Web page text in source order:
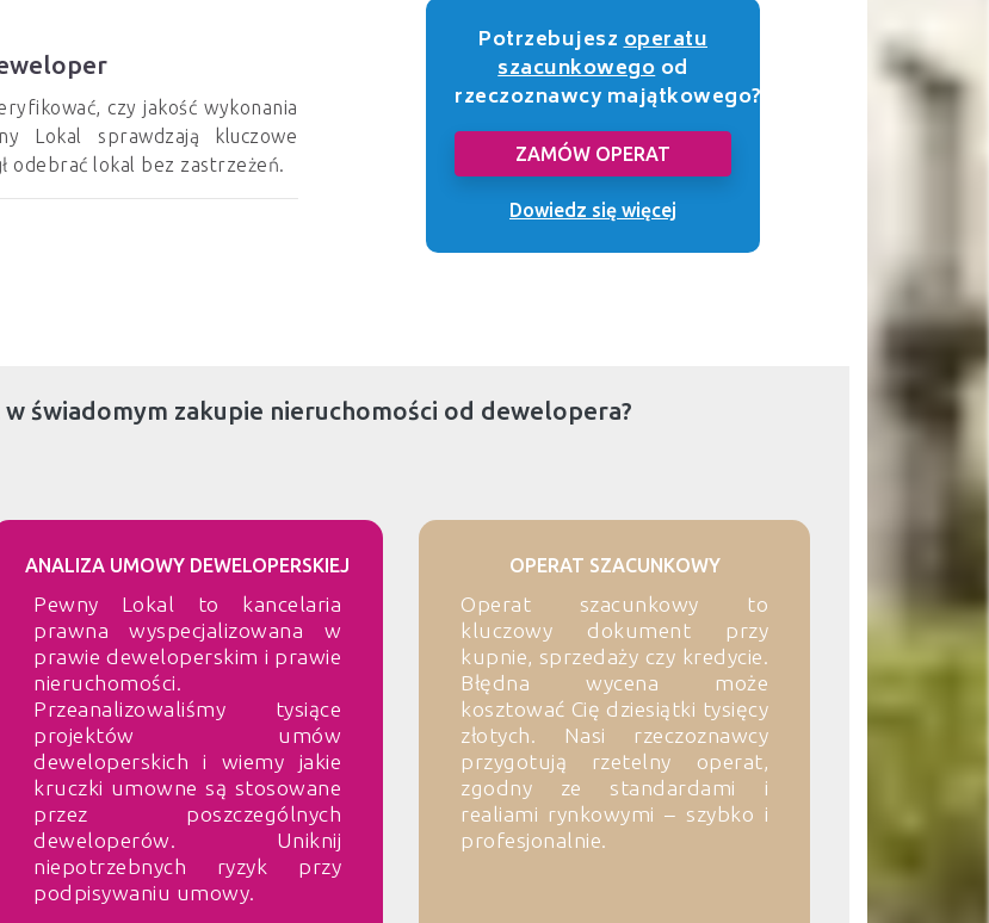
czy jakość wykonania
Lokal sprawdzają kluczowe
odebrać lokal bez zastrzeżeń.
Potrzebujeszoperatu
szacunkowegood
rzeczoznawcy majątkowego?
ZAMÓW OPERAT
Dowiedz się więcej
świadomym zakupie nieruchomości od dewelopera?
ANALIZA UMOWY DEWELOPERSKIEJ
Pewny Lokal to kancelaria
prawna wyspecjalizowana w
prawie deweloperskim i prawie
nieruchomości.
Przeanalizowaliśmy tysiące
projektów umów
deweloperskich i wiemy jakie
kruczki umowne są stosowane
przez poszczególnych
deweloperów. Uniknij
niepotrzebnych ryzyk przy
podpisywaniu umowy.
OPERAT SZACUNKOWY
Operat szacunkowy to
kluczowy dokument przy
kupnie, sprzedaży czy kredycie.
Błędna wycena może
kosztować Cię dziesiątki tysięcy
złotych. Nasi rzeczoznawcy
przygotują rzetelny operat,
zgodny ze standardami i
realiami rynkowymi – szybko i
profesjonalnie.